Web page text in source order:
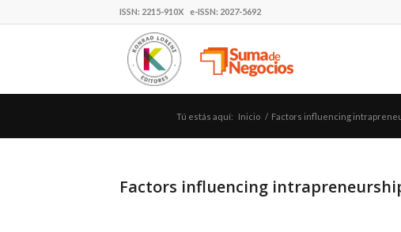
ISSN: 2215-910X e-ISSN: 2027-5692
Tú estás aquí: Inicio / Factors influencing
Factors influencing